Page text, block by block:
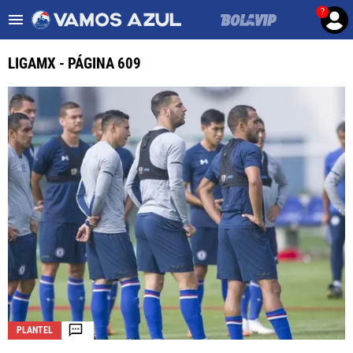
?
ULTIMAS NOTICIAS
LEAGUES CUP
LIGA MX
FEMENIL
FUERZAS BÁSICAS
MERCADO DE FICHAJES
OPINIÓN
LIGAMX - PÁGINA 609
PLANTEL